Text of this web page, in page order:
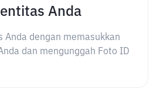
Anda
Anda dengan memasukkan
dan mengunggah Foto ID